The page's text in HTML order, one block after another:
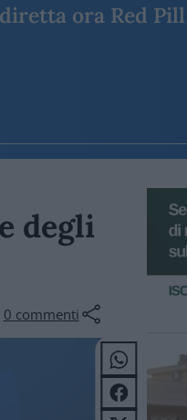
ora Red
degli
0 commenti